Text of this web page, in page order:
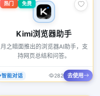
热门 免费
Kimi浏览器助手
月之暗面推出的浏览器AI助手，支
持网页总结和问答。
智能对话 282 去使用